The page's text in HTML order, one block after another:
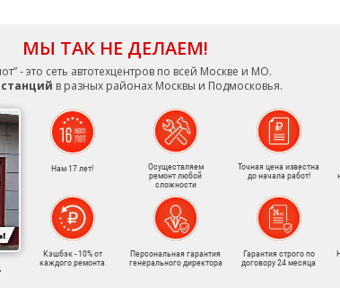
МЫ ТАК НЕ ДЕЛАЕМ!
- это сеть автотехцентров по всей Москве и МО.
станций в разных районах Москвы и Подмосковья.
Нам 17 лет!
Осуществляем
ремонт любой
сложности
Точная цена известна
до начала работ!
Кэшбэк - 10% от
каждого ремонта
Персональная гарантия
генерального директора
Гарантия строго по
договору 24 месяца